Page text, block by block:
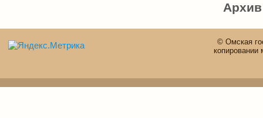
© Омская
копировании